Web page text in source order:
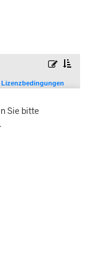
Sie bitte
.